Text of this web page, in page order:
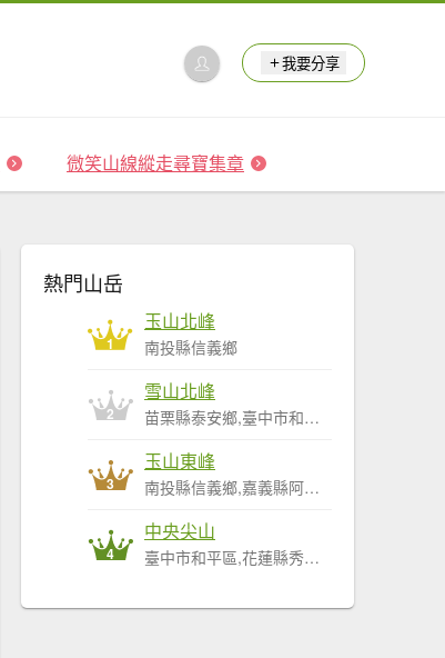
我要分享
微笑山線縱走尋寶集章
熱門山岳
1
玉山北峰
南投縣信義鄉
2
雪山北峰
苗栗縣泰安鄉,臺中市和平區
3
玉山東峰
南投縣信義鄉,嘉義縣阿里山鄉
4
中央尖山
臺中市和平區,花蓮縣秀林鄉